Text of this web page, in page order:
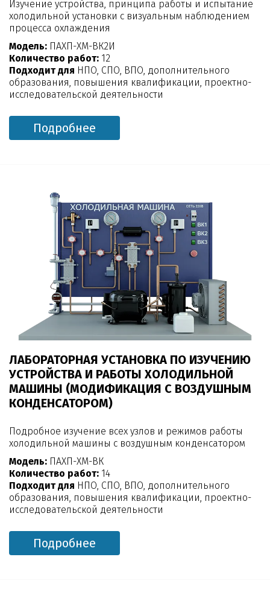
Изучение устройства, принципа работы и испытание
холодильной установки с визуальным наблюдением
процесса охлаждения
Модель: ПАХП-ХМ-ВК2И
Количество работ: 12
Подходит для НПО, СПО, ВПО, дополнительного
образования, повышения квалификации, проектно-
исследовательской деятельности
Подробнее
ЛАБОРАТОРНАЯ УСТАНОВКА ПО ИЗУЧЕНИЮ
УСТРОЙСТВА И РАБОТЫ ХОЛОДИЛЬНОЙ
МАШИНЫ (МОДИФИКАЦИЯ С ВОЗДУШНЫМ
КОНДЕНСАТОРОМ)
Подробное изучение всех узлов и режимов работы
холодильной машины с воздушным конденсатором
Модель: ПАХП-ХМ-ВК
Количество работ: 14
Подходит для НПО, СПО, ВПО, дополнительного
образования, повышения квалификации, проектно-
исследовательской деятельности
Подробнее